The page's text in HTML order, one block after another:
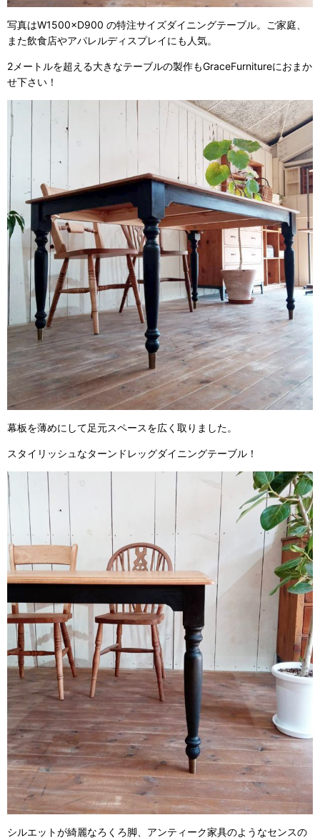
写真はW1500×D900 の特注サイズダイニングテーブル。ご家庭、
また飲食店やアパレルディスプレイにも人気。
2メートルを超える大きなテーブルの製作もGraceFurnitureにおまか
せ下さい！
幕板を薄めにして足元スペースを広く取りました。
スタイリッシュなターンドレッグダイニングテーブル！
シルエットが綺麗なろくろ脚、アンティーク家具のようなセンスの